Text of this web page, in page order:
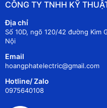
CÔNG TY TNHH KỸ
Địa chỉ
Số 10D, ngõ 120/42 đường Kim
Nội
Email
hoangphatelectric@gmail.com
Hotline/ Zalo
0975640108